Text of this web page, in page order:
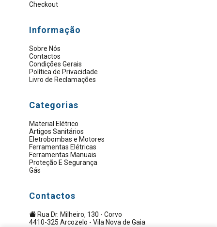
Checkout
Informação
Sobre Nós
Contactos
Condições Gerais
Política de Privacidade
Livro de Reclamações
Categorias
Material Elétrico
Artigos Sanitários
Eletrobombas e Motores
Ferramentas Elétricas
Ferramentas Manuais
Proteção E Segurança
Gás
Contactos
Rua Dr. Milheiro, 130 - Corvo
4410-325 Arcozelo - Vila Nova de Gaia